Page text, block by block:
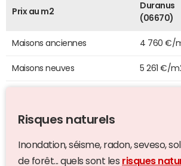
Prix au m2
Duranus
(06670)
Maisons anciennes 4 760 €/
Maisons neuves 5 261 €/
Risques naturels
Inondation, séisme, radon, seveso,
de forêt... quels sont les risques